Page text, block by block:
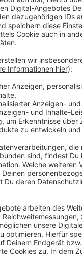
mehr
Apothekerschaft
Matenaer. Sie
unwirksam
Apotheken im
Rezept.
Vereinigung
dem
und
eine Testphase
Arztpraxen im
ist noch nicht klar,
von RADIO
erst am 31. Mai
zu weit auseinander
langen Wege zurück
Rezept